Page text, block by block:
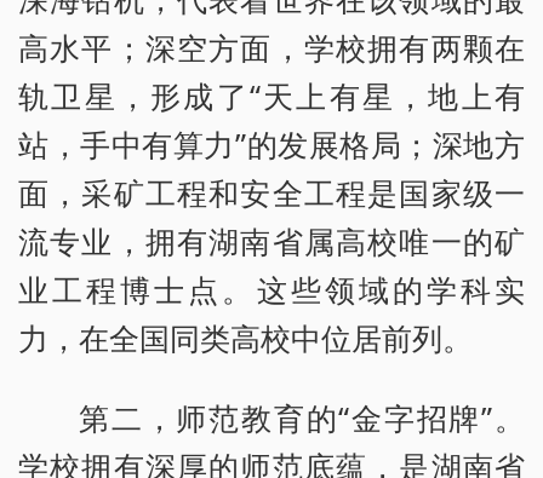
高水平；深空方面，学校拥有两颗在
轨卫星，形成了“天上有星，地上有
站，手中有算力”的发展格局；深地方
面，采矿工程和安全工程是国家级一
流专业，拥有湖南省属高校唯一的矿
业工程博士点。这些领域的学科实
力，在全国同类高校中位居前列。
第二，师范教育的“金字招牌”。
学校拥有深厚的师范底蕴，是湖南省